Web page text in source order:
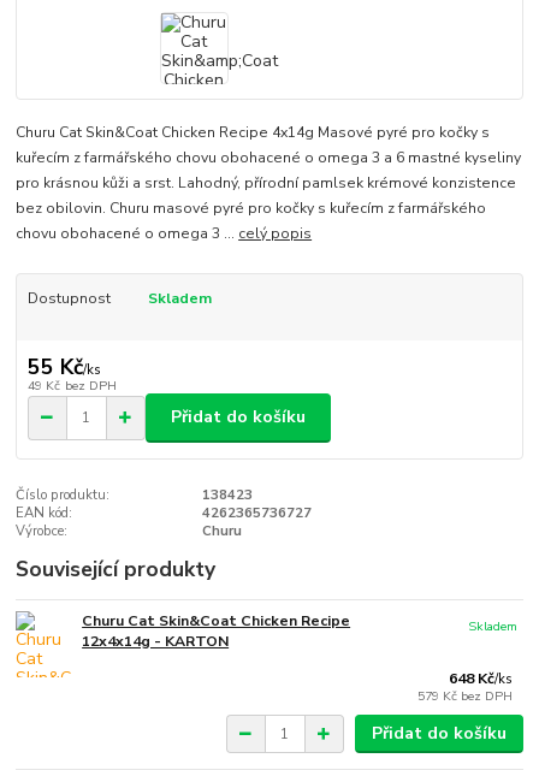
Churu Cat Skin&Coat Chicken Recipe 4x14g Masové pyré pro kočky s
kuřecím z farmářského chovu obohacené o omega 3 a 6 mastné kyseliny
pro krásnou kůži a srst. Lahodný, přírodní pamlsek krémové konzistence
bez obilovin. Churu masové pyré pro kočky s kuřecím z farmářského
chovu obohacené o omega 3 ... celý popis
Dostupnost Skladem
55 Kč/ks
49 Kč bez DPH
Přidat do košíku
Číslo produktu:
138423
EAN kód:
4262365736727
Výrobce:
Churu
Související produkty
Churu Cat Skin&Coat Chicken Recipe
12x4x14g - KARTON
648 Kč/ks
579 Kč bez DPH
Skladem
Přidat do košíku